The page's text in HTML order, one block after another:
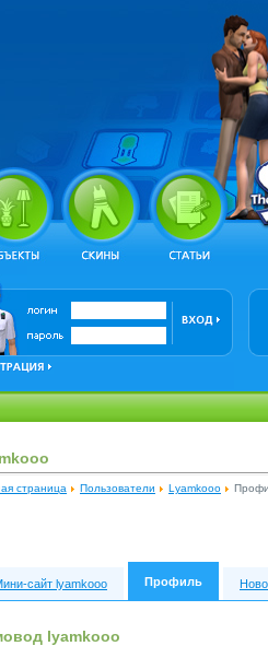
страница Пользователи Lyamkooo
сайт lyamkooo Профиль
lyamkooo